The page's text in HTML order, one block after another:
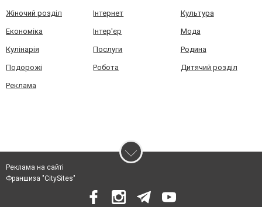
Жіночий розділ Інтернет Культура
Економіка Інтер'єр Мода
Кулінарія Послуги Родина
Подорожі Робота Дитячий розділ
Реклама
Реклама на сайті
Франшиза "CitySites"